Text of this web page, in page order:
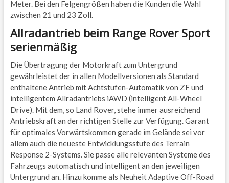
Meter. Bei den Felgengrößen haben die Kunden die Wahl
zwischen 21 und 23 Zoll.
Allradantrieb beim Range Rover Sport
serienmäßig
Die Übertragung der Motorkraft zum Untergrund
gewährleistet der in allen Modellversionen als Standard
enthaltene Antrieb mit Achtstufen-Automatik von ZF und
intelligentem Allradantriebs iAWD (intelligent All-Wheel
Drive). Mit dem, so Land Rover, stehe immer ausreichend
Antriebskraft an der richtigen Stelle zur Verfügung. Garant
für optimales Vorwärtskommen gerade im Gelände sei vor
allem auch die neueste Entwicklungsstufe des Terrain
Response 2-Systems. Sie passe alle relevanten Systeme des
Fahrzeugs automatisch und intelligent an den jeweiligen
Untergrund an. Hinzu komme als Neuheit Adaptive Off-Road